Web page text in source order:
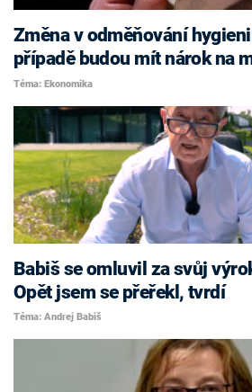
Změna v odměňování
případě budou mít nárok na
Téma: Ekonomika
Babiš se omluvil za svůj
Opět jsem se přeřekl, tvrdí
Téma: Andrej Babiš